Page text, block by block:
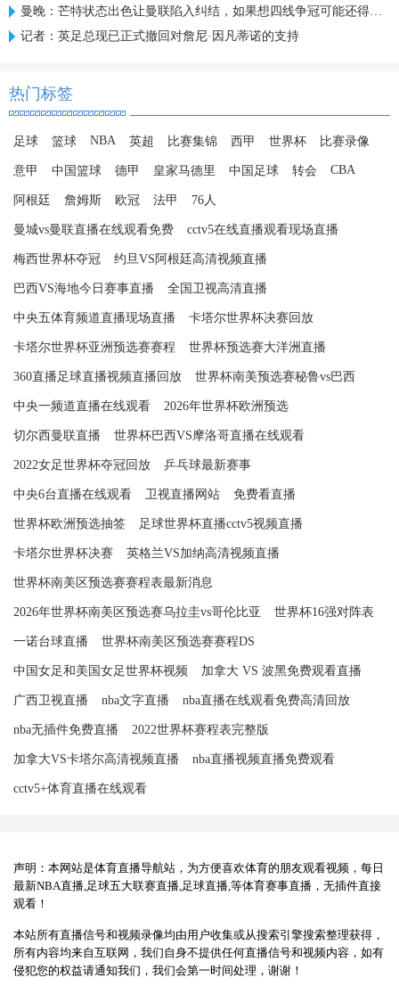
曼晚：芒特状态出色让曼联陷入纠结，如果想四线争冠可能还得买人
记者：英足总现已正式撤回对詹尼·因凡蒂诺的支持
热门标签
足球 篮球 NBA 英超 比赛集锦 西甲 世界杯 比赛录像
意甲 中国篮球 德甲 皇家马德里 中国足球 转会 CBA
阿根廷 詹姆斯 欧冠 法甲 76人
曼城vs曼联直播在线观看免费 cctv5在线直播观看现场直播
梅西世界杯夺冠 约旦VS阿根廷高清视频直播
巴西VS海地今日赛事直播 全国卫视高清直播
中央五体育频道直播现场直播 卡塔尔世界杯决赛回放
卡塔尔世界杯亚洲预选赛赛程 世界杯预选赛大洋洲直播
360直播足球直播视频直播回放 世界杯南美预选赛秘鲁vs巴西
中央一频道直播在线观看 2026年世界杯欧洲预选
切尔西曼联直播 世界杯巴西VS摩洛哥直播在线观看
2022女足世界杯夺冠回放 乒乓球最新赛事
中央6台直播在线观看 卫视直播网站 免费看直播
世界杯欧洲预选抽签 足球世界杯直播cctv5视频直播
卡塔尔世界杯决赛 英格兰VS加纳高清视频直播
世界杯南美区预选赛赛程表最新消息
2026年世界杯南美区预选赛乌拉圭vs哥伦比亚 世界杯16强对阵表
一诺台球直播 世界杯南美区预选赛赛程DS
中国女足和美国女足世界杯视频 加拿大 VS 波黑免费观看直播
广西卫视直播 nba文字直播 nba直播在线观看免费高清回放
nba无插件免费直播 2022世界杯赛程表完整版
加拿大VS卡塔尔高清视频直播 nba直播视频直播免费观看
cctv5+体育直播在线观看
声明：本网站是体育直播导航站，为方便喜欢体育的朋友观看视频，每日
最新NBA直播,足球五大联赛直播,足球直播,等体育赛事直播，无插件直接
观看！
本站所有直播信号和视频录像均由用户收集或从搜索引擎搜索整理获得，
所有内容均来自互联网，我们自身不提供任何直播信号和视频内容，如有
侵犯您的权益请通知我们，我们会第一时间处理，谢谢！